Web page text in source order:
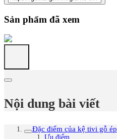
Sản phẩm đã xem
Nội dung bài viết
Đặc điểm của kệ tivi gỗ ép
Ưu điểm